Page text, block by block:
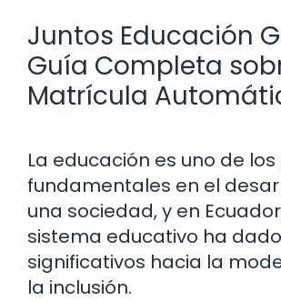
Juntos Educación
Guía Completa
Matrícula
La educación es uno de
fundamentales en el
una sociedad, y en
sistema educativo ha
significativos hacia la
la inclusión.